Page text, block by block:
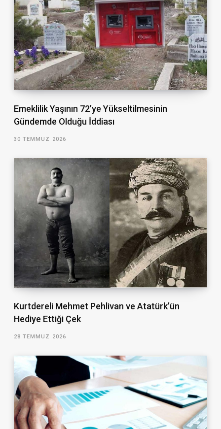
Emeklilik Yaşının 72’ye Yükseltilmesinin
Gündemde Olduğu İddiası
30 TEMMUZ 2026
Kurtdereli Mehmet Pehlivan ve Atatürk’ün
Hediye Ettiği Çek
28 TEMMUZ 2026